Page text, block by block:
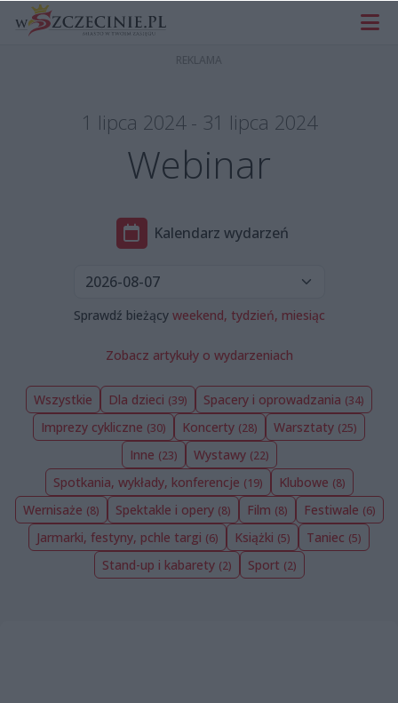
1 lipca 2024 - 31 lipca 2024
Webinar
Kalendarz wydarzeń
Sprawdź bieżący weekend, tydzień, miesiąc
Zobacz artykuły o wydarzeniach
Wszystkie Dla dzieci (39) Spacery i oprowadzania (34)
Imprezy cykliczne (30) Koncerty (28) Warsztaty (25)
Inne (23) Wystawy (22)
Spotkania, wykłady, konferencje (19) Klubowe (8)
Wernisaże (8) Spektakle i opery (8) Film (8) Festiwale (6)
Jarmarki, festyny, pchle targi (6) Książki (5) Taniec (5)
Stand-up i kabarety (2) Sport (2)